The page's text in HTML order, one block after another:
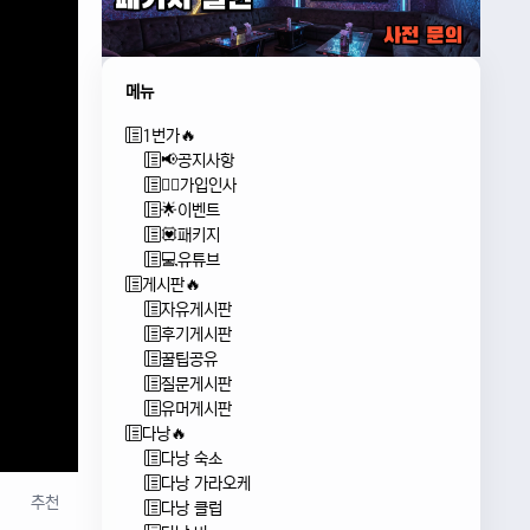
추천
메뉴
1번가🔥
📢공지사항
🙇‍♂️가입인사
🌟이벤트
💟패키지
💻유튜브
게시판🔥
자유게시판
후기게시판
꿀팁공유
질문게시판
유머게시판
다낭🔥
다낭 숙소
다낭 가라오케
다낭 클럽